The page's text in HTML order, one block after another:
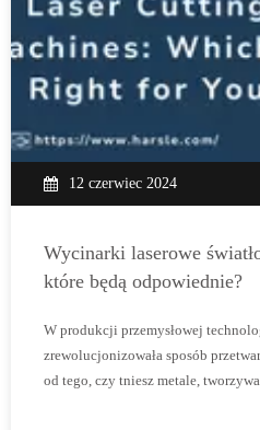
12 czerwiec 2024
Wycinarki laserowe
które będą odpowiednie?
W produkcji przemysłowej
zrewolucjonizowała sposób
od tego, czy tniesz metale,